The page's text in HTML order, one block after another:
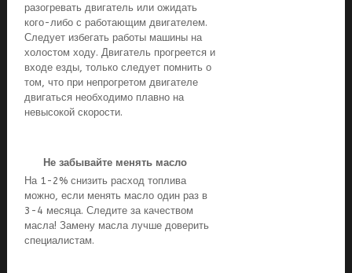
разогревать двигатель или ожидать
кого-либо с работающим двигателем.
Следует избегать работы машины на
холостом ходу. Двигатель прогреется и
входе езды, только следует помнить о
том, что при непрогретом двигателе
двигаться необходимо плавно на
невысокой скорости.
Не забывайте менять масло
На 1-2% снизить расход топлива
можно, если менять масло один раз в
3-4 месяца. Следите за качеством
масла! Замену масла лучше доверить
специалистам.